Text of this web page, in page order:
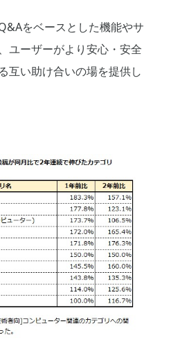
をベースとした機能やサ
ユーザーがより安心・安全
互い助け合いの場を提供し